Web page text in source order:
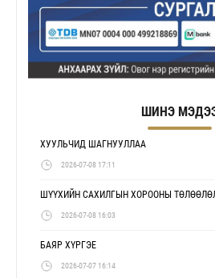
ШИНЭ
ХУУЛЬЧИД ШАГНУУЛЛАА
2026-07-08 17:11
ШҮҮХИЙН САХИЛГЫН ХОРООНЫ
2026-07-08 16:03
БАЯР ХҮРГЭЕ
2026-07-07 16:14